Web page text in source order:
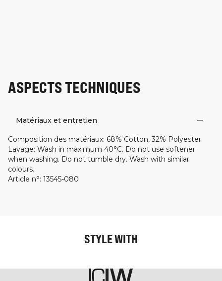
ASPECTS TECHNIQUES
Matériaux et entretien
Composition des matériaux: 68% Cotton, 32% Polyester
Lavage: Wash in maximum 40°C. Do not use softener
when washing. Do not tumble dry. Wash with similar
colours.
Article n°: 13545-080
STYLE WITH